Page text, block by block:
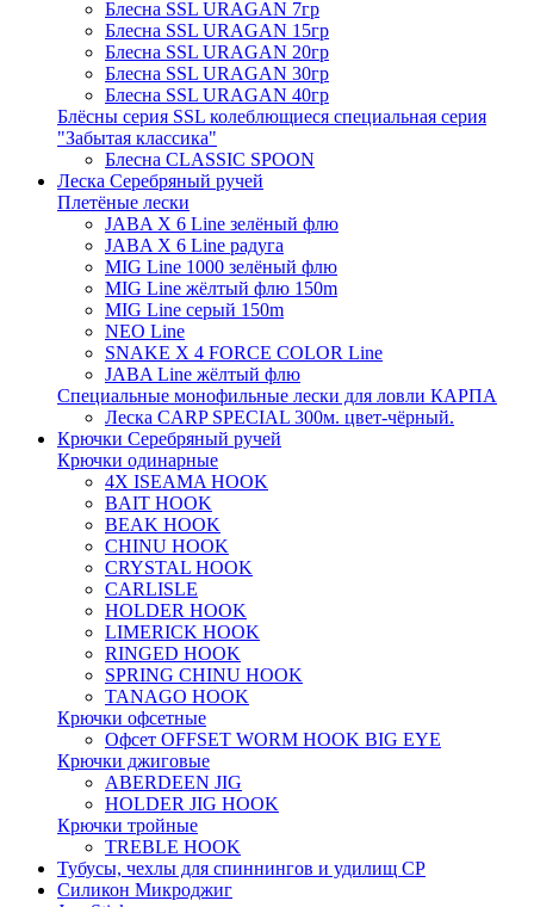
Блесна SSL URAGAN 7гр
Блесна SSL URAGAN 15гр
Блесна SSL URAGAN 20гр
Блесна SSL URAGAN 30гр
Блесна SSL URAGAN 40гр
Блёсны серия SSL колеблющиеся специальная серия
"Забытая классика"
Блесна CLASSIC SPOON
Леска Серебряный ручей
Плетёные лески
JABA X 6 Line зелёный флю
JABA X 6 Line радуга
MIG Line 1000 зелёный флю
MIG Line жёлтый флю 150m
MIG Line серый 150m
NEO Line
SNAKE X 4 FORCE COLOR Line
JABA Line жёлтый флю
Специальные монофильные лески для ловли КАРПА
Леска CARP SPECIAL 300м. цвет-чёрный.
Крючки Серебряный ручей
Крючки одинарные
4X ISEAMA HOOK
BAIT HOOK
BEAK HOOK
CHINU HOOK
CRYSTAL HOOK
CARLISLE
HOLDER HOOK
LIMERICK HOOK
RINGED HOOK
SPRING CHINU HOOK
TANAGO HOOK
Крючки офсетные
Офсет OFFSET WORM HOOK BIG EYE
Крючки джиговые
ABERDEEN JIG
HOLDER JIG HOOK
Крючки тройные
TREBLE HOOK
Тубусы, чехлы для спиннингов и удилищ СР
Силикон Микроджиг